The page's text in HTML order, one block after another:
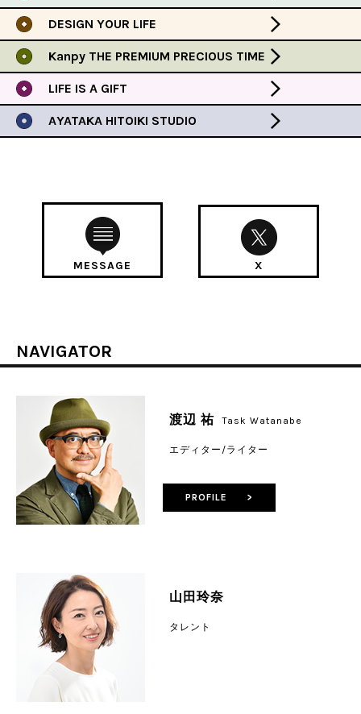
DESIGN YOUR LIFE
Kanpy THE PREMIUM PRECIOUS TIME
LIFE IS A GIFT
AYATAKA HITOIKI STUDIO
MESSAGE X
NAVIGATOR
渡辺 祐 Task Watanabe
エディター/ライター
山田玲奈
タレント
PROFILE >